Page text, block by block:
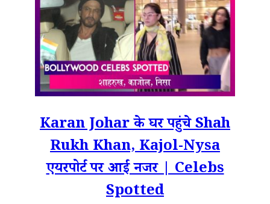
Karan Johar के घर पहुंचे Shah
Rukh Khan, Kajol-Nysa
एयरपोर्ट पर आईं नजर | Celebs
Spotted